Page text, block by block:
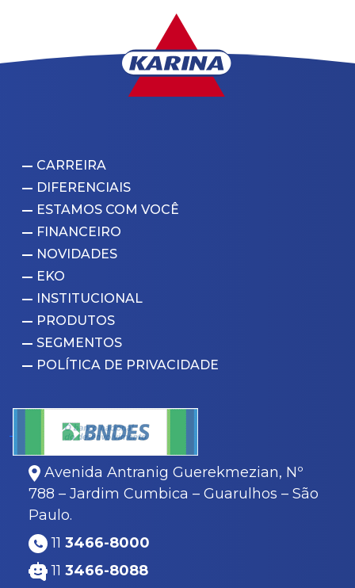
Avenida Antranig Guerekmezian, Nº
788 – Jardim Cumbica – Guarulhos – São
Paulo.
11 3466-8000
11 3466-8088
CARREIRA
DIFERENCIAIS
ESTAMOS COM VOCÊ
FINANCEIRO
NOVIDADES
EKO
INSTITUCIONAL
PRODUTOS
SEGMENTOS
POLÍTICA DE PRIVACIDADE